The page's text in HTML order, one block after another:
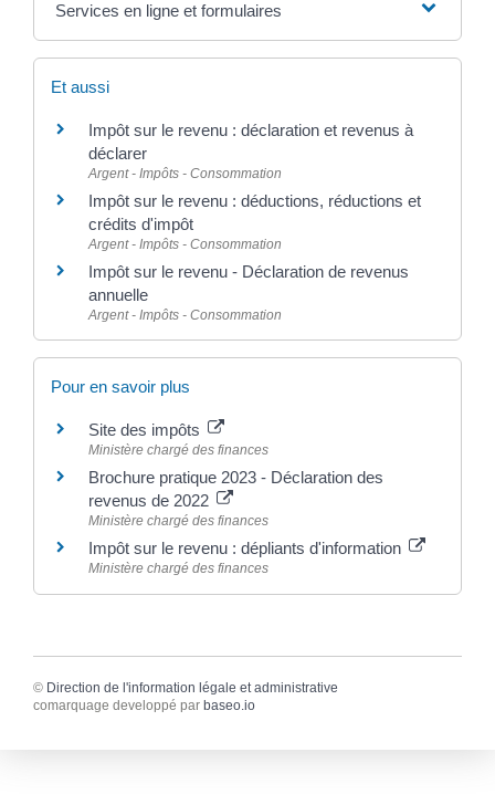
Services en ligne et formulaires
Et aussi
Impôt sur le revenu : déclaration et revenus à
déclarer
Argent - Impôts - Consommation
Impôt sur le revenu : déductions, réductions et
crédits d'impôt
Argent - Impôts - Consommation
Impôt sur le revenu - Déclaration de revenus
annuelle
Argent - Impôts - Consommation
Pour en savoir plus
Site des impôts
Ministère chargé des finances
Brochure pratique 2023 - Déclaration des
revenus de 2022
Ministère chargé des finances
Impôt sur le revenu : dépliants d'information
Ministère chargé des finances
© Direction de l'information légale et administrative
comarquage developpé par baseo.io